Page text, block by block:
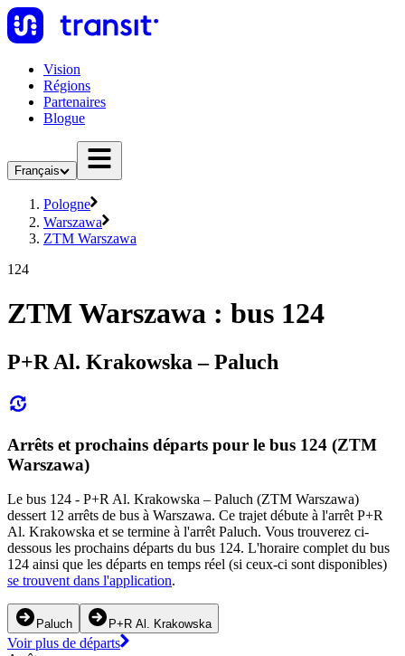
Vision
Régions
Partenaires
Blogue
Français
Pologne
Warszawa
ZTM Warszawa
124
ZTM Warszawa : bus 124
P+R Al. Krakowska – Paluch
Arrêts et prochains départs pour le bus 124 (ZTM
Warszawa)
Le bus 124 - P+R Al. Krakowska – Paluch (ZTM Warszawa)
dessert 12 arrêts de bus à Warszawa. Ce trajet débute à l'arrêt P+R
Al. Krakowska et se termine à l'arrêt Paluch. Vous trouverez ci-
dessous les prochains départs du bus 124. L'horaire complet du bus
124 ainsi que les départs en temps réel (si ceux-ci sont disponibles)
se trouvent dans l'application.
Paluch P+R Al. Krakowska
Voir plus de départs